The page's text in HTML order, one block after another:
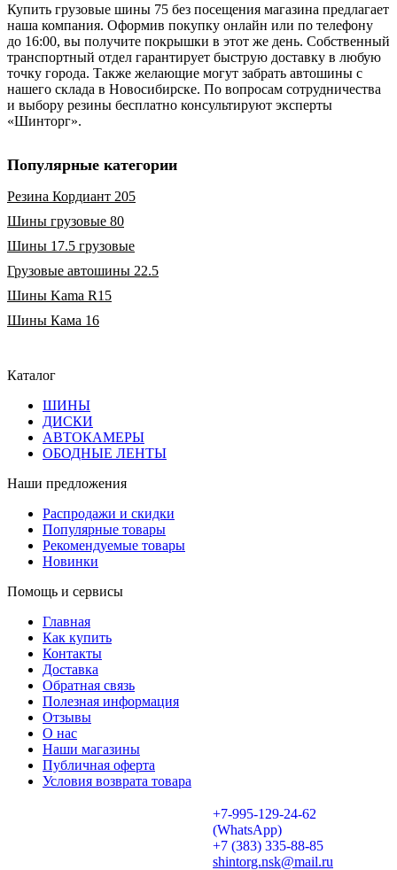
Купить грузовые шины 75 без посещения магазина предлагает
наша компания. Оформив покупку онлайн или по телефону
до 16:00, вы получите покрышки в этот же день. Собственный
транспортный отдел гарантирует быструю доставку в любую
точку города. Также желающие могут забрать автошины с
нашего склада в Новосибирске. По вопросам сотрудничества
и выбору резины бесплатно консультируют эксперты
«Шинторг».
Популярные категории
Резина Кордиант 205
Шины грузовые 80
Шины 17.5 грузовые
Грузовые автошины 22.5
Шины Kama R15
Шины Кама 16
Каталог
ШИНЫ
ДИСКИ
АВТОКАМЕРЫ
ОБОДНЫЕ ЛЕНТЫ
Наши предложения
Распродажи и скидки
Популярные товары
Рекомендуемые товары
Новинки
Помощь и сервисы
Главная
Как купить
Контакты
Доставка
Обратная связь
Полезная информация
Отзывы
О нас
Наши магазины
Публичная оферта
Условия возврата товара
+7-995-129-24-62
(WhatsApp)
+7 (383) 335-88-85
shintorg.nsk@mail.ru